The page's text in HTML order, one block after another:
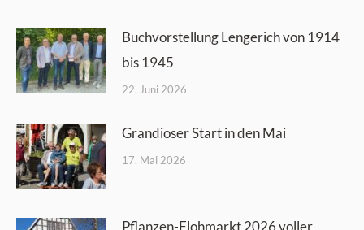
Buchvorstellung Lengerich von 1914
bis 1945
22. Juni 2026
Grandioser Start in den Mai
17. Mai 2026
Pflanzen-Flohmarkt 2026 voller